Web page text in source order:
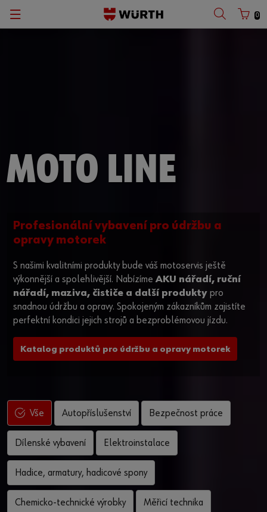
0
MOTO LINE
Profesionální vybavení pro údržbu a
opravy motorek
S našimi kvalitními produkty bude váš motoservis ještě
výkonnější a spolehlivější. NabízímeAKU nářadí, ruční
nářadí, maziva, čističe a další produkty pro
snadnou údržbu a opravy. Spokojeným zákazníkům zajistíte
perfektní kondici jejich strojů a bezproblémovou jízdu.
Katalog produktů pro údržbu a opravy motorek
Vše Autopříslušenství Bezpečnost práce
Dílenské vybavení Elektroinstalace
Hadice, armatury, hadicové spony
Chemicko-technické výrobky Měřicí technika